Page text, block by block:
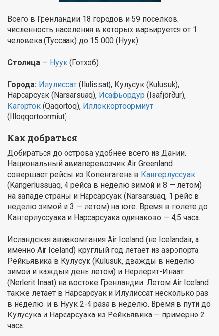
Всего в Гренландии 18 городов и 59 поселков,
численность населения в которых варьируется от 1
человека (Туссаак) до 15 000 (Нуук).
Столица — Нуук (Готхоб)
Города: Илулиссат (Ilulissat), Кулусук (Kulusuk),
Нарсарсуак (Narsarsuaq), Исафьордур (Isafjörður),
Кагорток (Qaqortoq), Иллоккортоормиут
(Illoqqortoormiut) .
Как добраться
Добираться до острова удобнее всего из Дании.
Национальный авиаперевозчик Air Greenland
совершает рейсы из Копенгагена в Кангерлуссуак
(Kangerlussuaq, 4 рейса в неделю зимой и 8 — летом)
на западе страны и Нарсарсуак (Narsarsuaq, 1 рейс в
неделю зимой и 3 — летом) на юге. Время в полете до
Кангерлуссуака и Нарсарсуака одинаково — 4,5 часа.
Исландская авиакомпания Air Iceland (не Icelandair, а
именно Air Iceland) круглый год летает из аэропорта
Рейкьявика в Кулусук (Kulusuk, дважды в неделю
зимой и каждый день летом) и Нерлерит-Инаат
(Nerlerit Inaat) на востоке Гренландии. Летом Air Iceland
также летает в Нарсарсуак и Илулиссат несколько раз
в неделю, и в Нуук 2-4 раза в неделю. Время в пути до
Кулусука и Нарсарсуака из Рейкьявика — примерно 2
часа.